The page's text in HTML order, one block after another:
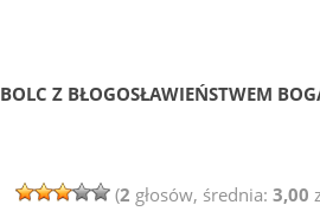
Z BŁOGOSŁAWIEŃSTWEM
(2 głosów, średnia:3,00